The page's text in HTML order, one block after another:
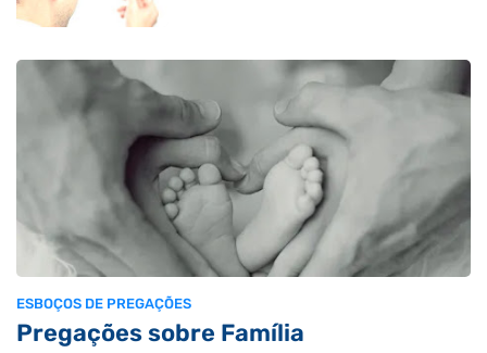
ESBOÇOS DE PREGAÇÕES
Pregações sobre Família